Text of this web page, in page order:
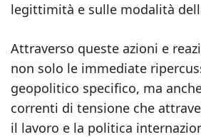
legittimità e sulle modalità
Attraverso queste azioni e
non solo le immediate
geopolitico specifico, ma
correnti di tensione che
il lavoro e la politica